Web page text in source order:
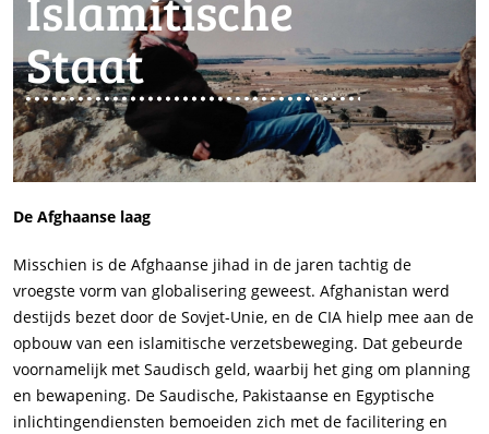
Staat
De Afghaanse laag
Misschien is de Afghaanse jihad in de jaren tachtig de
vroegste vorm van globalisering geweest. Afghanistan werd
destijds bezet door de Sovjet-Unie, en de CIA hielp mee aan de
opbouw van een islamitische verzetsbeweging. Dat gebeurde
voornamelijk met Saudisch geld, waarbij het ging om planning
en bewapening. De Saudische, Pakistaanse en Egyptische
inlichtingendiensten bemoeiden zich met de facilitering en